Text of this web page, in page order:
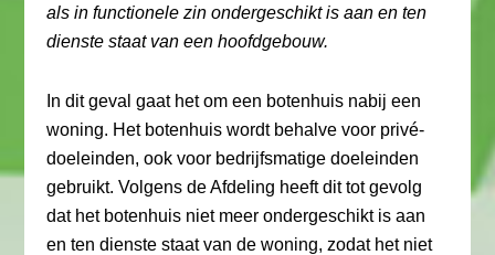
als in functionele zin ondergeschikt is aan en ten
dienste staat van een hoofdgebouw.
In dit geval gaat het om een botenhuis nabij een
woning. Het botenhuis wordt behalve voor privé-
doeleinden, ook voor bedrijfsmatige doeleinden
gebruikt. Volgens de Afdeling heeft dit tot gevolg
dat het botenhuis niet meer ondergeschikt is aan
en ten dienste staat van de woning, zodat het niet